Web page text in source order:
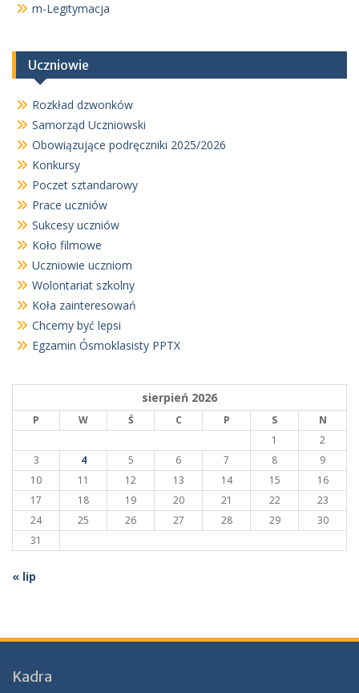
m-Legitymacja
Uczniowie
Rozkład dzwonków
Samorząd Uczniowski
Obowiązujące podręczniki 2025/2026
Konkursy
Poczet sztandarowy
Prace uczniów
Sukcesy uczniów
Koło filmowe
Uczniowie uczniom
Wolontariat szkolny
Koła zainteresowań
Chcemy być lepsi
Egzamin Ósmoklasisty PPTX
sierpień 2026
P W Ś C P S
N
1
2
3
4 5 6 7 8
9
10
11 12 13 14 15
16
17
18 19 20 21 22
23
24
25 26 27 28 29
30
31
« lip
Kadra